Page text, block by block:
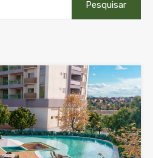
por: